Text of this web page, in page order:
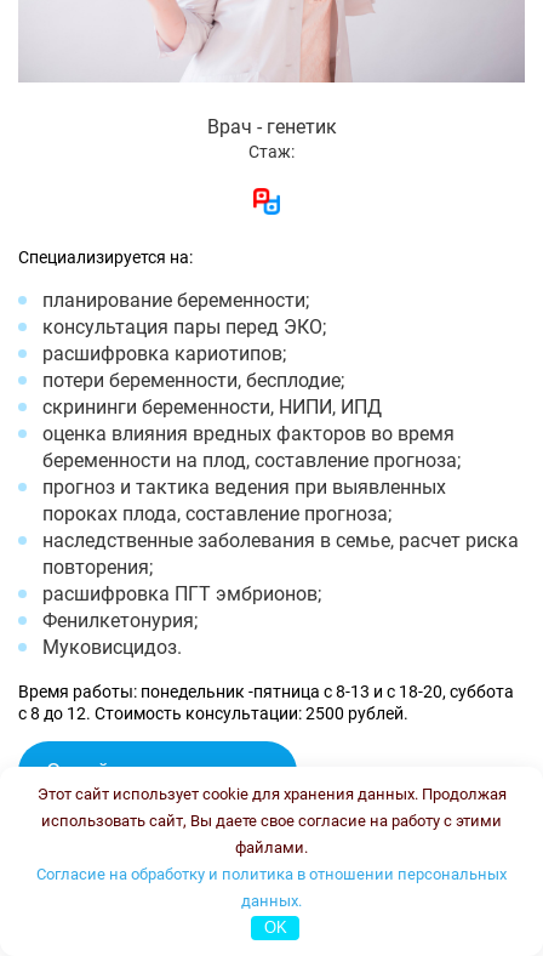
Врач - генетик
Стаж:
Специализируется на:
планирование беременности;
консультация пары перед ЭКО;
расшифровка кариотипов;
потери беременности, бесплодие;
скрининги беременности, НИПИ, ИПД
оценка влияния вредных факторов во время
беременности на плод, составление прогноза;
прогноз и тактика ведения при выявленных
пороках плода, составление прогноза;
наследственные заболевания в семье, расчет риска
повторения;
расшифровка ПГТ эмбрионов;
Фенилкетонурия;
Муковисцидоз.
Время работы: понедельник -пятница с 8-13 и с 18-20, суббота
с 8 до 12. Стоимость консультации: 2500 рублей.
Онлайн консультация
Колесникова Ирина Васильевна
Этот сайт использует cookie для хранения данных. Продолжая
использовать сайт, Вы даете свое согласие на работу с этими
файлами.
Согласие на обработку и политика в отношении персональных
данных.
OK